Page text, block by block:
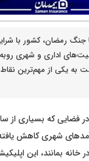
جنگ رمضان، کشور با
اداری و شهری
به یکی از مهم‌ترین
در فضایی که بسیاری از
شهری کاهش
خانه بمانند، این